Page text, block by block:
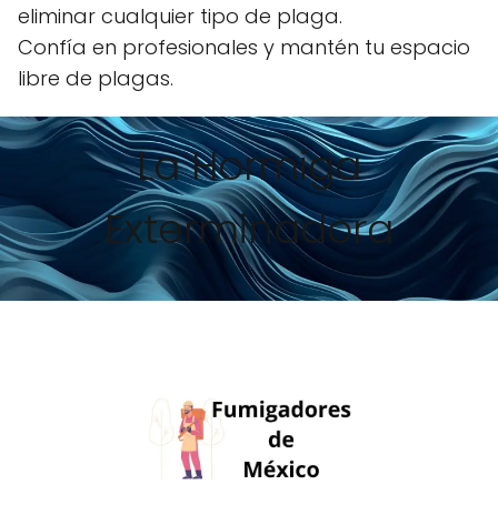
eliminar cualquier tipo de plaga.
Confía en profesionales y mantén tu espacio
libre de plagas.
La Hormiga
Exterminadora